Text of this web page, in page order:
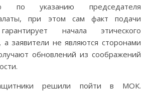
по указанию председателя
при этом сам факт подачи
начала этического
а заявители не являются сторонами
обновлений из соображений
решили пойти в МОК.